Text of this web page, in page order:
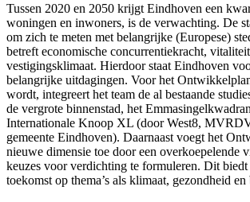
Tussen 2020 en 2050 krijgt Eindhoven een
woningen en inwoners, is de verwachting. De
om zich te meten met belangrijke (Europese)
betreft economische concurrentiekracht,
vestigingsklimaat. Hierdoor staat Eindhoven
belangrijke uitdagingen. Voor het
wordt, integreert het team de al bestaande
de vergrote binnenstad, het
Internationale Knoop XL (door West8,
gemeente Eindhoven). Daarnaast voegt het
nieuwe dimensie toe door een overkoepelende
keuzes voor verdichting te formuleren. Dit
toekomst op thema’s als klimaat, gezondheid